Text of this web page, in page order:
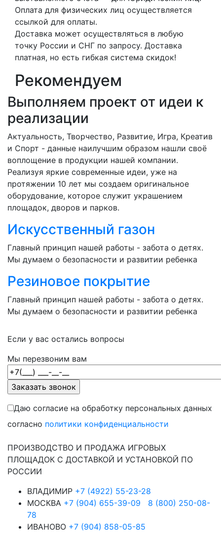
Оплата для физических лиц осуществляется
ссылкой для оплаты.
Доставка может осуществляться в любую
точку России и СНГ по запросу. Доставка
платная, но есть гибкая система скидок!
Рекомендуем
Выполняем проект от идеи к
реализации
Актуальность, Творчество, Развитие, Игра, Креатив
и Спорт - данные наилучшим образом нашли своё
воплощение в продукции нашей компании.
Реализуя яркие современные идеи, уже на
протяжении 10 лет мы создаем оригинальное
оборудование, которое служит украшением
площадок, дворов и парков.
Искусственный газон
Главный принцип нашей работы - забота о детях.
Мы думаем о безопасности и развитии ребенка
Резиновое покрытие
Главный принцип нашей работы - забота о детях.
Мы думаем о безопасности и развитии ребенка
Если у вас остались вопросы
Мы перезвоним вам
Даю согласие на обработку персональных данных
согласно политики конфиденциальности
ПРОИЗВОДСТВО И ПРОДАЖА ИГРОВЫХ
ПЛОЩАДОК С ДОСТАВКОЙ И УСТАНОВКОЙ ПО
РОССИИ
ВЛАДИМИР +7 (4922) 55-23-28
МОСКВА +7 (904) 655-39-09
8 (800) 250-08-
78
ИВАНОВО +7 (904) 858-05-85